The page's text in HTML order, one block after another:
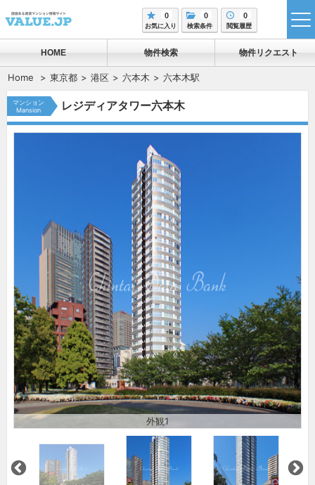
0
お気に入り
0
検索条件
0
閲覧履歴
HOME 物件検索 物件リクエスト
Home 東京都 港区 六本木 六本木駅
マンション
Mansion
レジディアタワー六本木
外観1